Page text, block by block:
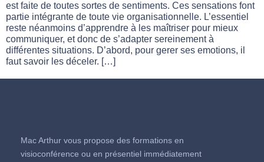
est faite de toutes sortes de sentiments. Ces sensations font
partie intégrante de toute vie organisationnelle. L’essentiel
reste néanmoins d’apprendre à les maîtriser pour mieux
communiquer, et donc de s’adapter sereinement à
différentes situations. D’abord, pour gerer ses emotions, il
faut savoir les déceler. […]
Mac Arthur vous propose des formations en
visioconférence ou en présentiel immédiatement